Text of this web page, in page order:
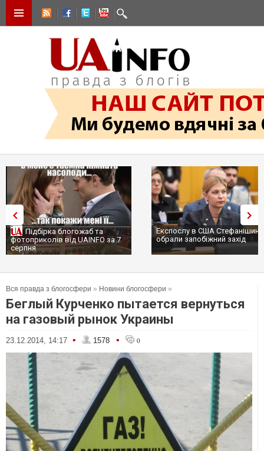
Підбірка блогожаб та
фотоприколів від UAINFO за 7
серпня
Експослу в США Стефанішиній
обрали запобіжний захід
Вся правда з блогосфери » Новини блогосфери »
Беглый Курченко пытается вернуться
на газовый рынок Украины
23.12.2014, 14:17 • 1578 • 0